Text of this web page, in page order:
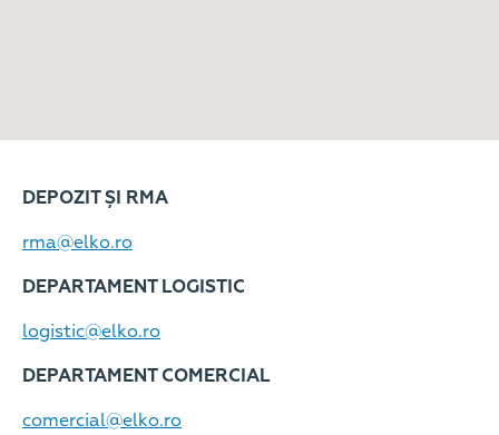
DEPOZIT ȘI RMA
rma@elko.ro
DEPARTAMENT LOGISTIC
logistic@elko.ro
DEPARTAMENT COMERCIAL
comercial@elko.ro